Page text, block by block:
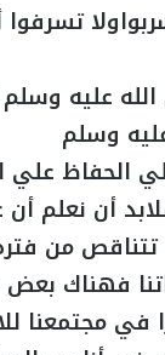
عليه
وسلم
الحفاظ علي
أن نعلم
تتناقص من
بعض
في